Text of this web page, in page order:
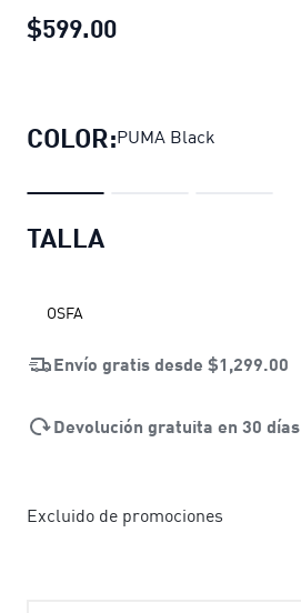
$599.00
COLOR:PUMA Black
TALLA
OSFA
Envío gratis desde $1,299.00
Devolución gratuita en 30 días
Excluido de promociones